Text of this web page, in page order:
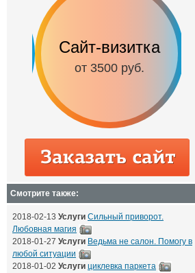
Сайт-визитка
от 3500 руб.
Смотрите также:
2018-02-13 Услуги Сильный приворот.
Любовная магия
2018-01-27 Услуги Ведьма не салон. Помогу в
любой ситуации
2018-01-02 Услуги циклевка паркета